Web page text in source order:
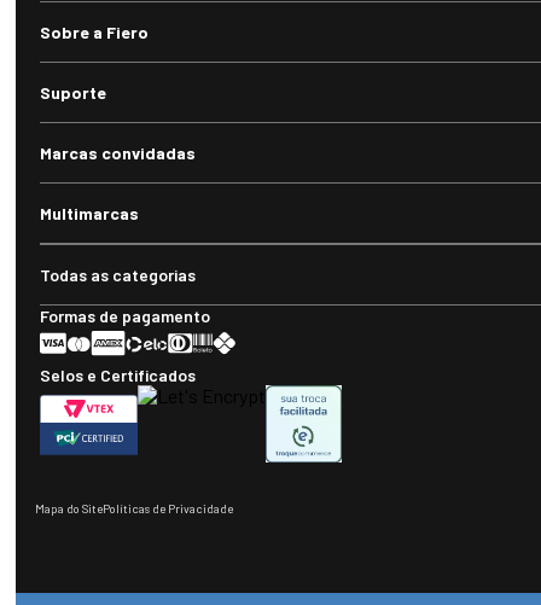
Sobre a Fiero
Suporte
Marcas convidadas
Multimarcas
Todas as categorias
Formas de pagamento
Selos e Certificados
Mapa do SitePolíticas de Privacidade